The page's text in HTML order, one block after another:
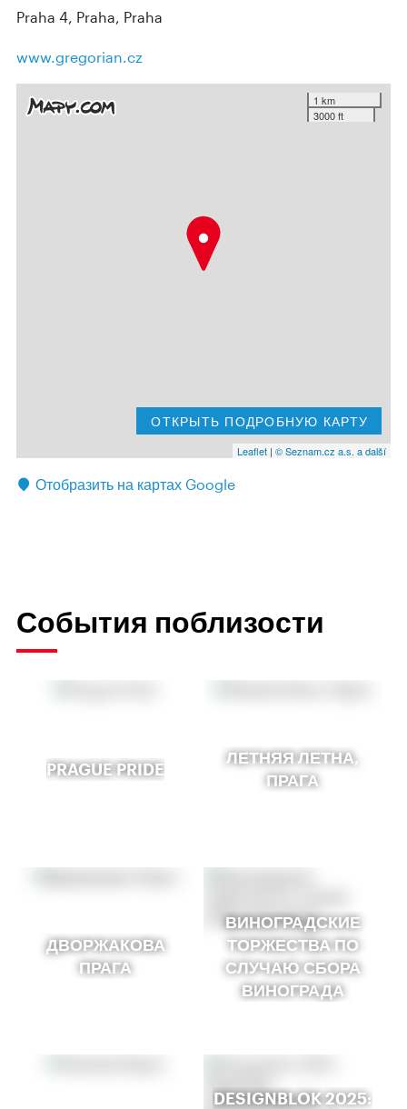
Praha 4, Praha, Praha
www.gregorian.cz
1 km
3000 ft
ОТКРЫТЬ ПОДРОБНУЮ КАРТУ
Leaflet | © Seznam.cz a.s. a další
Отобразить на картах Google
События поблизости
PRAGUE PRIDE
ЛЕТНЯЯ ЛЕТНА,
ПРАГА
ДВОРЖАКОВА
ПРАГА
ВИНОГРАДСКИЕ
ТОРЖЕСТВА ПО
СЛУЧАЮ СБОРА
ВИНОГРАДА
DESIGNBLOK 2025: